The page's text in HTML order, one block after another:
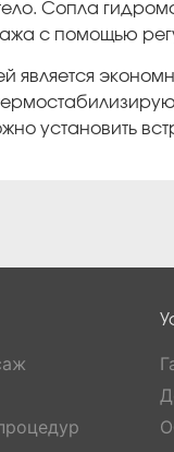
Сопла
с помощью
установить